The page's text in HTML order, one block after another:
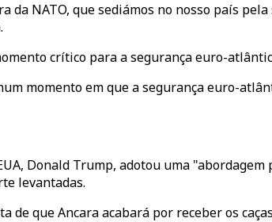
da NATO, que sediámos no nosso país
crítico para a segurança euro-
momento em que a segurança euro-
Donald Trump, adotou uma
levantadas.
que Ancara acabará por receber os